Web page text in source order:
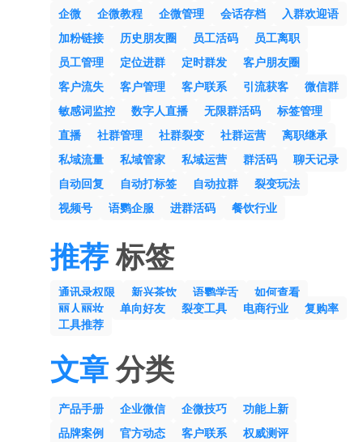
企微
企微教程 企微管理 会话存档
入群欢迎语
加粉链接
历史朋友圈 员工活码
员工离职
员工管理
定位进群 定时群发
客户朋友圈
客户流失
客户管理 客户联系 引流获客
微信群
敏感词监控
数字人直播 无限群活码
标签管理
直播
社群管理 社群裂变 社群运营
离职继承
私域流量
私域管家 私域运营 群活码
聊天记录
自动回复
自动打标签 自动拉群
裂变玩法
视频号
语鹦企服 进群活码 餐饮行业
推荐标签
通讯录权限 新兴茶饮 语鹦学舌
如何查看
丽人丽妆
单向好友 裂变工具 电商行业
复购率
工具推荐
文章分类
产品手册 企业微信 企微技巧
功能上新
品牌案例
官方动态 客户联系
权威测评